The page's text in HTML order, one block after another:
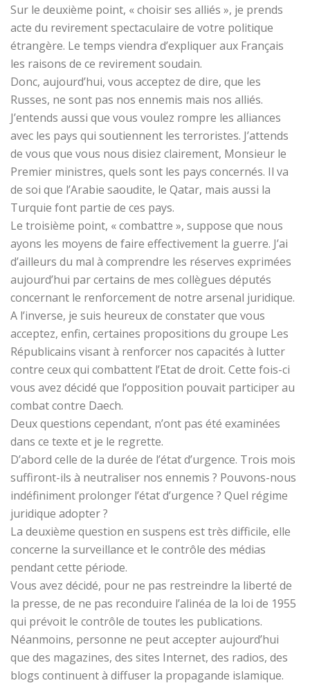
Sur le deuxième point, « choisir ses alliés », je prends
acte du revirement spectaculaire de votre politique
étrangère. Le temps viendra d’expliquer aux Français
les raisons de ce revirement soudain.
Donc, aujourd’hui, vous acceptez de dire, que les
Russes, ne sont pas nos ennemis mais nos alliés.
J’entends aussi que vous voulez rompre les alliances
avec les pays qui soutiennent les terroristes. J’attends
de vous que vous nous disiez clairement, Monsieur le
Premier ministres, quels sont les pays concernés. Il va
de soi que l’Arabie saoudite, le Qatar, mais aussi la
Turquie font partie de ces pays.
Le troisième point, « combattre », suppose que nous
ayons les moyens de faire effectivement la guerre. J’ai
d’ailleurs du mal à comprendre les réserves exprimées
aujourd’hui par certains de mes collègues députés
concernant le renforcement de notre arsenal juridique.
A l’inverse, je suis heureux de constater que vous
acceptez, enfin, certaines propositions du groupe Les
Républicains visant à renforcer nos capacités à lutter
contre ceux qui combattent l’Etat de droit. Cette fois-ci
vous avez décidé que l’opposition pouvait participer au
combat contre Daech.
Deux questions cependant, n’ont pas été examinées
dans ce texte et je le regrette.
D’abord celle de la durée de l’état d’urgence. Trois mois
suffiront-ils à neutraliser nos ennemis ? Pouvons-nous
indéfiniment prolonger l’état d’urgence ? Quel régime
juridique adopter ?
La deuxième question en suspens est très difficile, elle
concerne la surveillance et le contrôle des médias
pendant cette période.
Vous avez décidé, pour ne pas restreindre la liberté de
la presse, de ne pas reconduire l’alinéa de la loi de 1955
qui prévoit le contrôle de toutes les publications.
Néanmoins, personne ne peut accepter aujourd’hui
que des magazines, des sites Internet, des radios, des
blogs continuent à diffuser la propagande islamique.